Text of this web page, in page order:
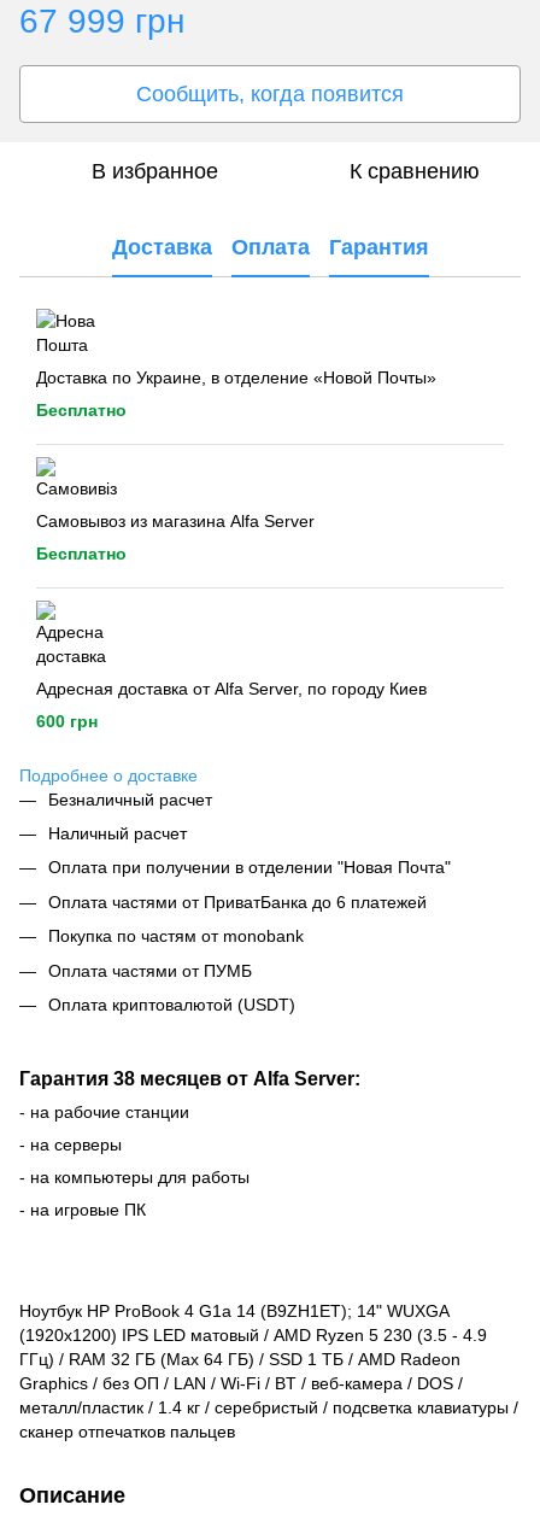
67 999 грн
Сообщить, когда появится
В избранное К сравнению
Доставка Оплата Гарантия
Доставка по Украине, в отделение «Новой Почты»
Бесплатно
Самовывоз из магазина Alfa Server
Бесплатно
Адресная доставка от Alfa Server, по городу Киев
600 грн
Подробнее о доставке
Безналичный расчет
Наличный расчет
Оплата при получении в отделении "Новая Почта"
Оплата частями от ПриватБанка до 6 платежей
Покупка по частям от monobank
Оплата частями от ПУМБ
Оплата криптовалютой (USDT)
Гарантия 38 месяцев от Alfa Server:
- на рабочие станции
- на серверы
- на компьютеры для работы
- на игровые ПК
Ноутбук HP ProBook 4 G1a 14 (B9ZH1ET); 14" WUXGA
(1920x1200) IPS LED матовый / AMD Ryzen 5 230 (3.5 - 4.9
ГГц) / RAM 32 ГБ (Max 64 ГБ) / SSD 1 ТБ / AMD Radeon
Graphics / без ОП / LAN / Wi-Fi / BT / веб-камера / DOS /
металл/пластик / 1.4 кг / серебристый / подсветка клавиатуры /
сканер отпечатков пальцев
Описание